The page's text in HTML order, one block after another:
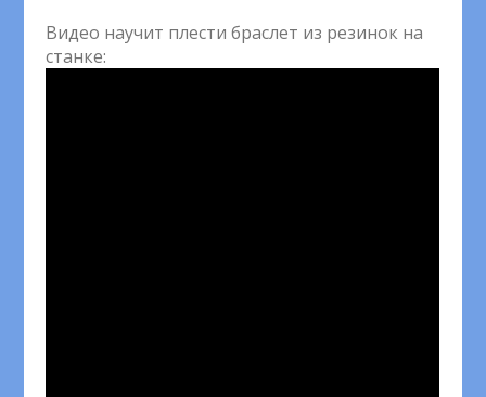
Видео научит плести браслет из резинок на
станке: